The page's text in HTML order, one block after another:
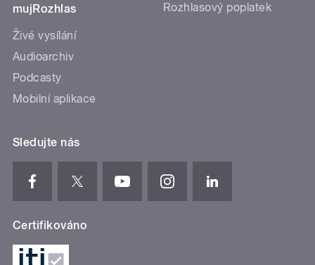
mujRozhlas
Živé vysílání
Audioarchiv
Podcasty
Mobilní aplikace
Rozhlasový poplatek
Sledujte nás
Certifikováno